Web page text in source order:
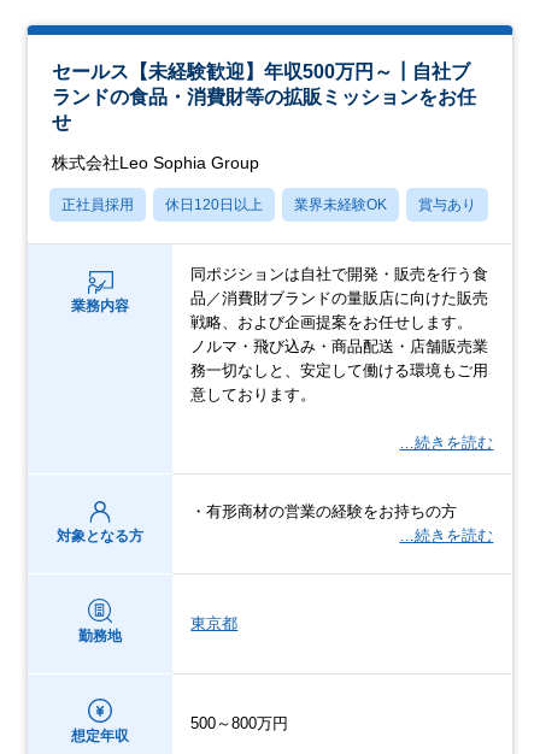
セールス【未経験歓迎】年収500万円～┃自社ブ
ランドの食品・消費財等の拡販ミッションをお任
せ
株式会社Leo Sophia Group
正社員採用 休日120日以上 業界未経験OK 賞与あり
業務内容
同ポジションは自社で開発・販売を行う食
品／消費財ブランドの量販店に向けた販売
戦略、および企画提案をお任せします。
ノルマ・飛び込み・商品配送・店舗販売業
務一切なしと、安定して働ける環境もご用
意しております。
…続きを読む
対象となる方
・有形商材の営業の経験をお持ちの方
…続きを読む
勤務地
東京都
想定年収
500～800万円